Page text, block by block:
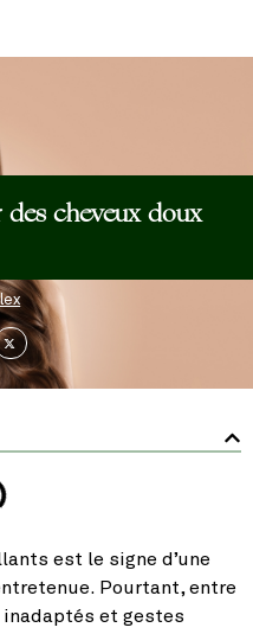
cheveux doux
est le signe d’une
Pourtant, entre
et gestes